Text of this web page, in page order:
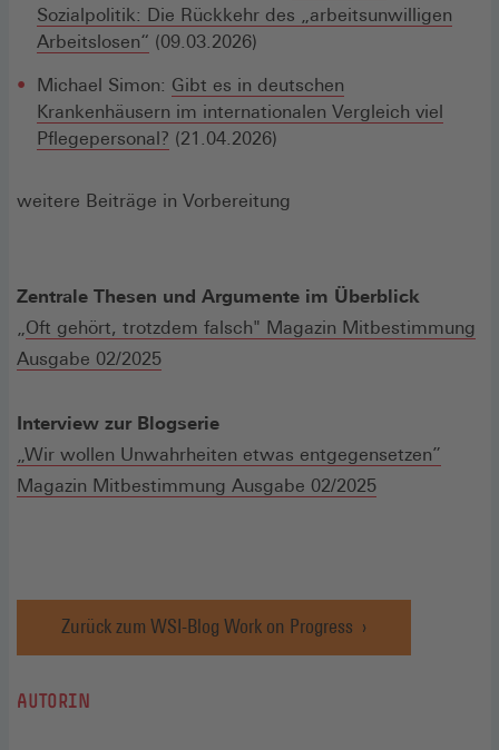
Sozialpolitik: Die Rückkehr des „arbeitsunwilligen
Arbeitslosen“ (09.03.2026)
Michael Simon: Gibt es in deutschen
Krankenhäusern im internationalen Vergleich viel
Pflegepersonal? (21.04.2026)
weitere Beiträge in Vorbereitung
Zentrale Thesen und Argumente im Überblick
Oft gehört, trotzdem falsch" Magazin Mitbestimmung
Ausgabe 02/2025
Interview zur Blogserie
„Wir wollen Unwahrheiten etwas entgegensetzen”
Magazin Mitbestimmung Ausgabe 02/2025
Zurück zum WSI-Blog Work on Progress
AUTORIN